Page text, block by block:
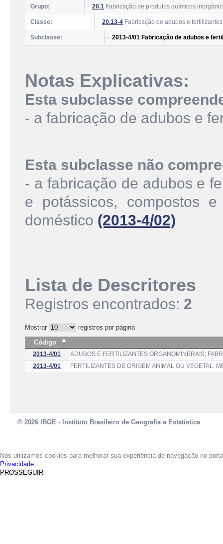
Grupo: 20.1 Fabricação de produtos químicos
Classe: 20.13-4 Fabricação de adubos e fertilizantes
Subclasse: 2013-4/01 Fabricação de adubos e
Notas Explicativas:
Esta subclasse
- a fabricação de adubos e
Esta subclasse não
- a fabricação de adubos e
e potássicos, compostos
doméstico (2013-4/02)
Lista de Descritores
Registros encontrados: 2
Mostrar
registros por página
Código
2013-4/01
ADUBOS E FERTILIZANTES ORGANOMINERAIS;
2013-4/01
FERTILIZANTES DE ORIGEM ANIMAL OU VEGETAL,
© 2026 IBGE - Instituto Brasileiro de Geografia e Estatística
Nós utilizamos cookies para melhorar sua experiência de navegação no
Privacidade.
PROSSEGUIR